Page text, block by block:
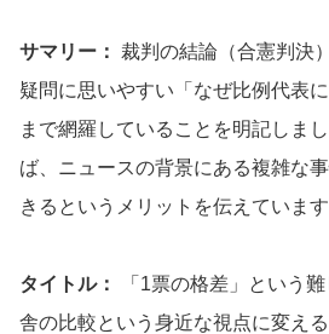
サマリー：
裁判の結論（合憲判決
疑問に思いやすい「なぜ比例代表
まで網羅していることを明記しま
ば、ニュースの背景にある複雑な
きるというメリットを伝えています
タイトル：
「1票の格差」という
舎の比較という身近な視点に変え